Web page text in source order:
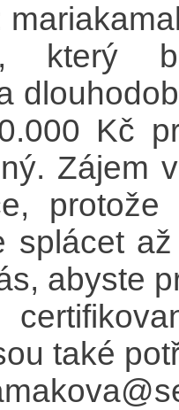
který
Kč
Zájem
protože
splácet
abyste
také